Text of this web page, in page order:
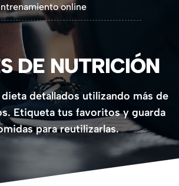
online
DE NUTRICIÓN
detallados utilizando más de
Etiqueta tus favoritos y guarda
para reutilizarlas.